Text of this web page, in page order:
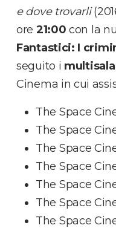
e dove trovarli
ore 21:00 con la
Fantastici: I
seguito i multisala
Cinema in cui
The Space
The Space
The Space
The Space
The Space
The Space
The Space